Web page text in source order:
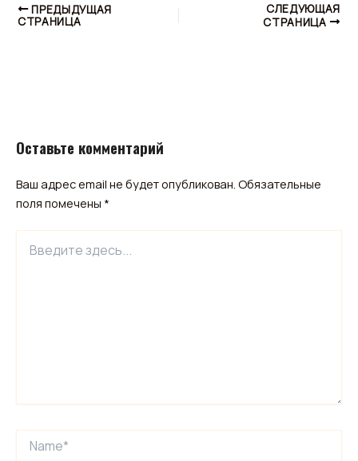
ПРЕДЫДУЩАЯ
СТРАНИЦА
СЛЕДУЮЩАЯ
СТРАНИЦА
Оставьте комментарий
Ваш адрес email не будет опубликован. Обязательные
поля помечены *
здесь...